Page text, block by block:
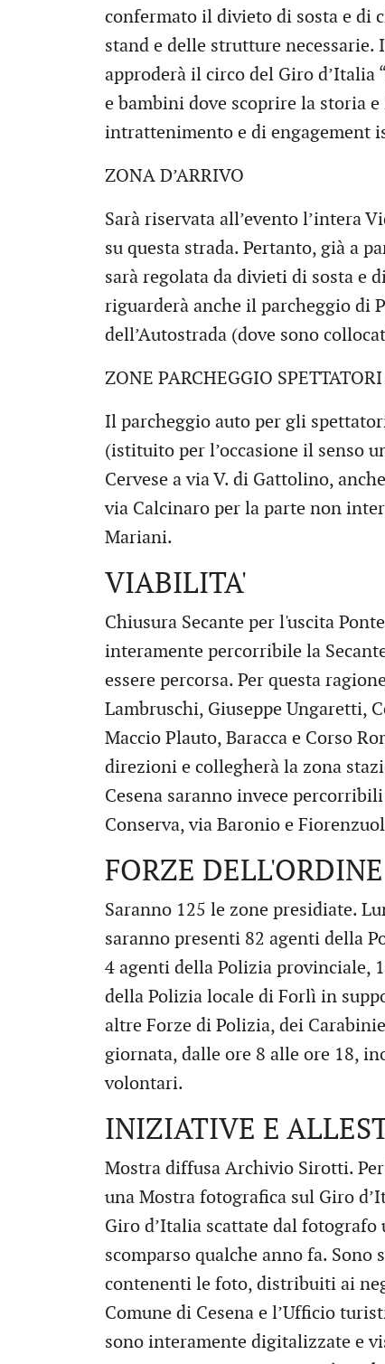
confermato il divieto di sosta e di
stand e delle strutture
approderà il circo del Giro
e bambini dove scoprire la storia
intrattenimento e di engagement
ZONA D’ARRIVO
Sarà riservata all’evento l’intera
su questa strada. Pertanto, già a
sarà regolata da divieti di sosta e
riguarderà anche il parcheggio di
dell’Autostrada (dove sono
ZONE PARCHEGGIO
Il parcheggio auto per gli
(istituito per l’occasione il senso
Cervese a via V. di Gattolino,
via Calcinaro per la parte non
Mariani.
VIABILITA'
Chiusura Secante per l'uscita
interamente percorribile la
essere percorsa. Per questa
Lambruschi, Giuseppe Ungaretti,
Maccio Plauto, Baracca e Corso
direzioni e collegherà la zona
Cesena saranno invece
Conserva, via Baronio e
FORZE DELL'ORDINE
Saranno 125 le zone presidiate.
saranno presenti 82 agenti della
4 agenti della Polizia provinciale,
della Polizia locale di Forlì in
altre Forze di Polizia, dei
giornata, dalle ore 8 alle ore 18,
volontari.
INIZIATIVE E
Mostra diffusa Archivio Sirotti.
una Mostra fotografica sul Giro
Giro d’Italia scattate dal
scomparso qualche anno fa.
contenenti le foto, distribuiti ai
Comune di Cesena e l’Ufficio
sono interamente digitalizzate e